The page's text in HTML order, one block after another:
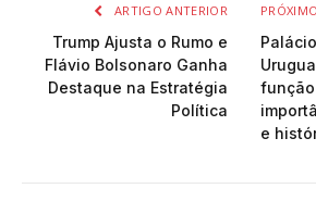
ARTIGO ANTERIOR
Trump Ajusta o Rumo e
Flávio Bolsonaro Ganha
Destaque na Estratégia
Política
e